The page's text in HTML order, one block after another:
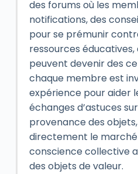
des forums où les
notifications, des
pour se prémunir
ressources
peuvent devenir des
chaque membre est
expérience pour aider
échanges d’astuces
provenance des
directement le
conscience collective
des objets de valeur.